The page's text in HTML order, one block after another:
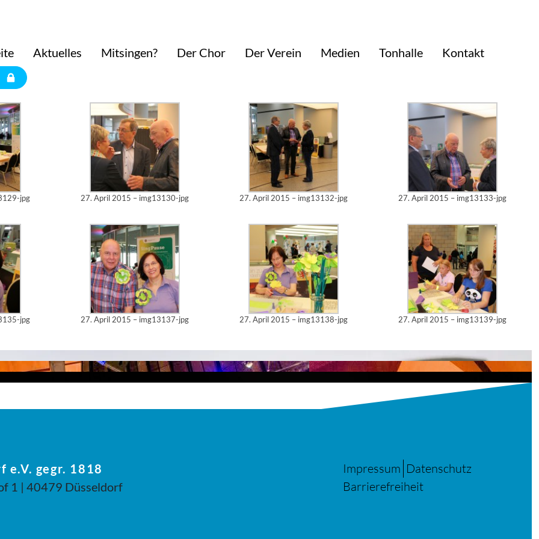
Aktuelles Mitsingen? Der Chor Der Verein Medien Tonhalle
Kontakt
am 14.9.2014
NRW. Der Musikverein präsentierte sein Projekt "SingPause" und fand großes Interesse bei der Landtagspräsidentin Carina Gödecke.
Stand in besonderer Weise, stellen mit vielen Kindern unzählige Papierblumen her und verteilt frisch gebackene Waffel in Herzform.
jpg 27. April 2015 – img13130-jpg 27. April 2015 – img13132-jpg 27. April 2015 – img13133-jpg
jpg 27. April 2015 – img13137-jpg 27. April 2015 – img13138-jpg 27. April 2015 – img13139-jpg
e.V. gegr. 1818
1 | 40479 Düsseldorf
Impressum Datenschutz
Barrierefreiheit